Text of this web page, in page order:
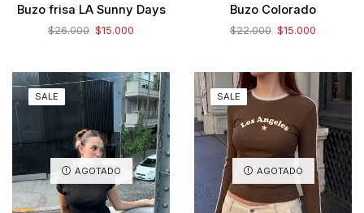
Buzo frisa LA Sunny Days
$26.000 $15.000
Buzo Colorado
$22.000 $15.000
SALE
AGOTADO
SALE
AGOTADO